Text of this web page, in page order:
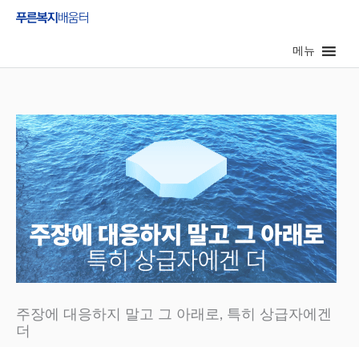
메뉴
주장에 대응하지 말고 그 아래로, 특히 상급자에겐
더